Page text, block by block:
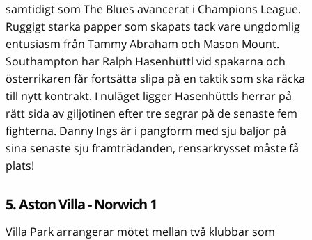
samtidigt som The Blues avancerat i Champions League.
Ruggigt starka papper som skapats tack vare ungdomlig
entusiasm från Tammy Abraham och Mason Mount.
Southampton har Ralph Hasenhüttl vid spakarna och
österrikaren får fortsätta slipa på en taktik som ska räcka
till nytt kontrakt. I nuläget ligger Hasenhüttls herrar på
rätt sida av giljotinen efter tre segrar på de senaste fem
fighterna. Danny Ings är i pangform med sju baljor på
sina senaste sju framträdanden, rensarkrysset måste få
plats!
5. Aston Villa - Norwich 1
Villa Park arrangerar mötet mellan två klubbar som